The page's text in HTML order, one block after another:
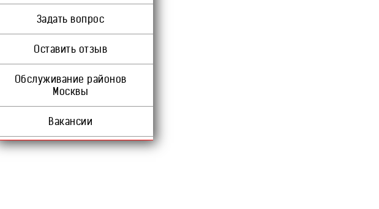
Задать вопрос
Оставить отзыв
Обслуживание районов
Москвы
Вакансии